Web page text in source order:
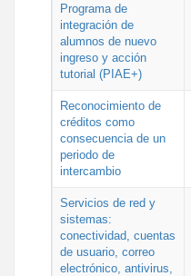
Programa de
integración de
alumnos de nuevo
ingreso y acción
tutorial (PIAE+)
Reconocimiento de
créditos como
consecuencia de un
periodo de
intercambio
Servicios de red y
sistemas:
conectividad, cuentas
de usuario, correo
electrónico, antivirus,